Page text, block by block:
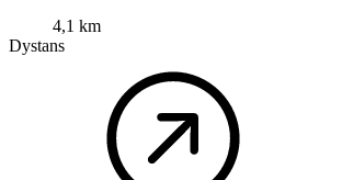
4,1 km
Dystans